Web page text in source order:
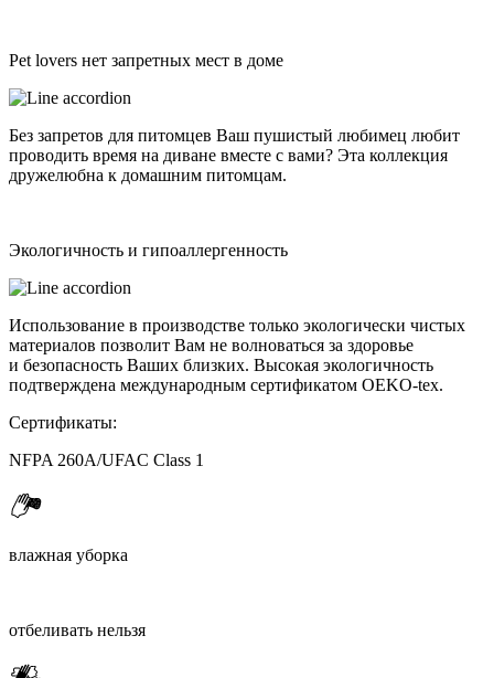
Pet lovers нет запретных мест в доме
Без запретов для питомцев Ваш пушистый любимец любит
проводить время на диване вместе с вами? Эта коллекция
дружелюбна к домашним питомцам.
Экологичность и гипоаллергенность
Использование в производстве только экологически чистых
материалов позволит Вам не волноваться за здоровье
и безопасность Ваших близких. Высокая экологичность
подтверждена международным сертификатом OEKO-tex.
Сертификаты:
NFPA 260A/UFAC Class 1
влажная уборка
отбеливать нельзя